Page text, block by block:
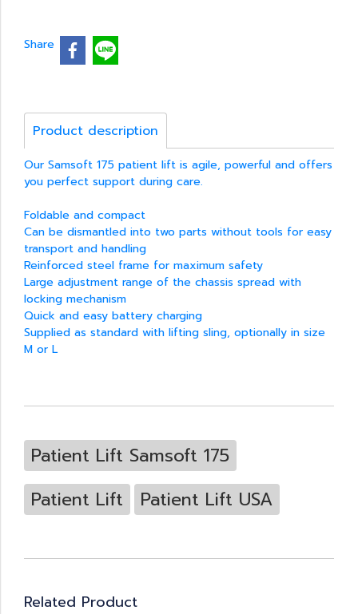
Share
Product description
Our Samsoft 175 patient lift is agile, powerful and offers
you perfect support during care.
Foldable and compact
Can be dismantled into two parts without tools for easy
transport and handling
Reinforced steel frame for maximum safety
Large adjustment range of the chassis spread with
locking mechanism
Quick and easy battery charging
Supplied as standard with lifting sling, optionally in size
M or L
Patient Lift Samsoft 175
Patient Lift
Patient Lift USA
Related Product